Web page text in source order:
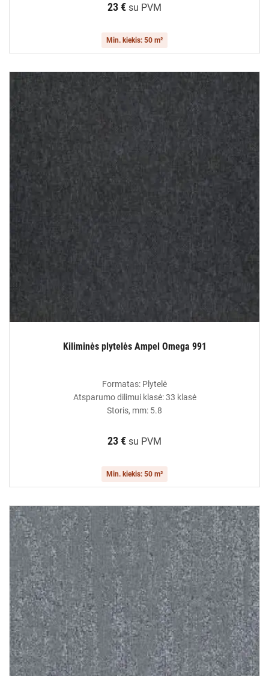
23 € su PVM
Min. kiekis: 50 m²
Kiliminės plytelės Ampel Omega 991
Formatas: Plytelė
Atsparumo dilimui klasė: 33 klasė
Storis, mm: 5.8
23 € su PVM
Min. kiekis: 50 m²